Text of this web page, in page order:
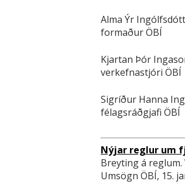
Alma Ýr
formaður ÖBÍ
Kjartan Þór
verkefnastjóri ÖBÍ
Sigríður Hanna
félagsráðgjafi ÖBÍ
Nýjar reglur um
Breyting á
Umsögn ÖBÍ, 15.